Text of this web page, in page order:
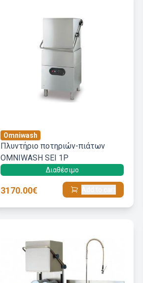
Omniwash
Πλυντήριο ποτηριών-πιάτων
OMNIWASH SEI 1P
Διαθέσιμο
3170.00€